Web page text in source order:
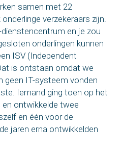
samen met 22
verzekeraars zijn.
en je zou
onderlingen kunnen
ISV (Independent
is ontstaan omdat we
geen IT-systeem vonden
Iemand ging toen op het
ontwikkelde twee
en één voor de
jaren erna ontwikkelden